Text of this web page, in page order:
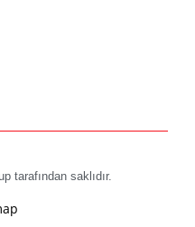
tarafından saklıdır.